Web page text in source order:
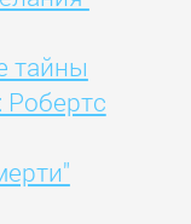
тайны
Робертс